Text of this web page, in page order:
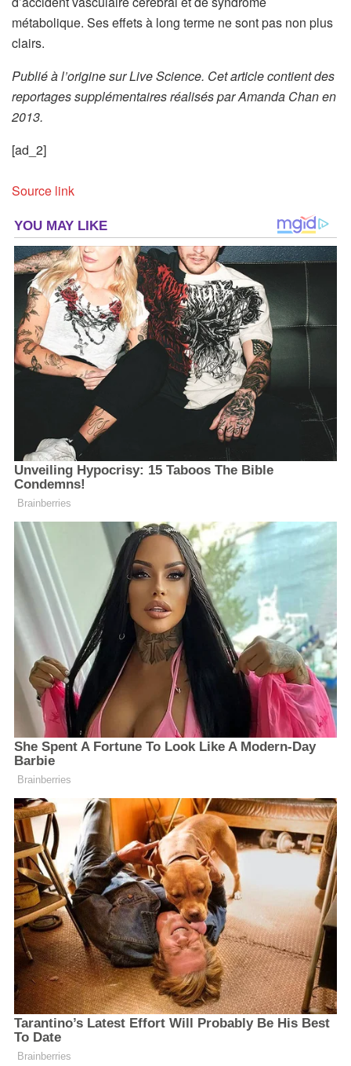
métabolique. Ses effets à long terme ne sont pas non plus
clairs.
Publié à l’origine sur Live Science. Cet article contient des
reportages supplémentaires réalisés par Amanda Chan en
2013.
[ad_2]
Source link